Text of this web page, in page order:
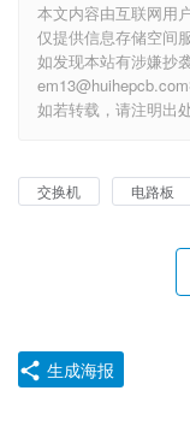
本文内容由互联网用
仅提供信息存储空间
如发现本站有涉嫌抄
如若转载，请注明出
交换机 电路板
生成海报